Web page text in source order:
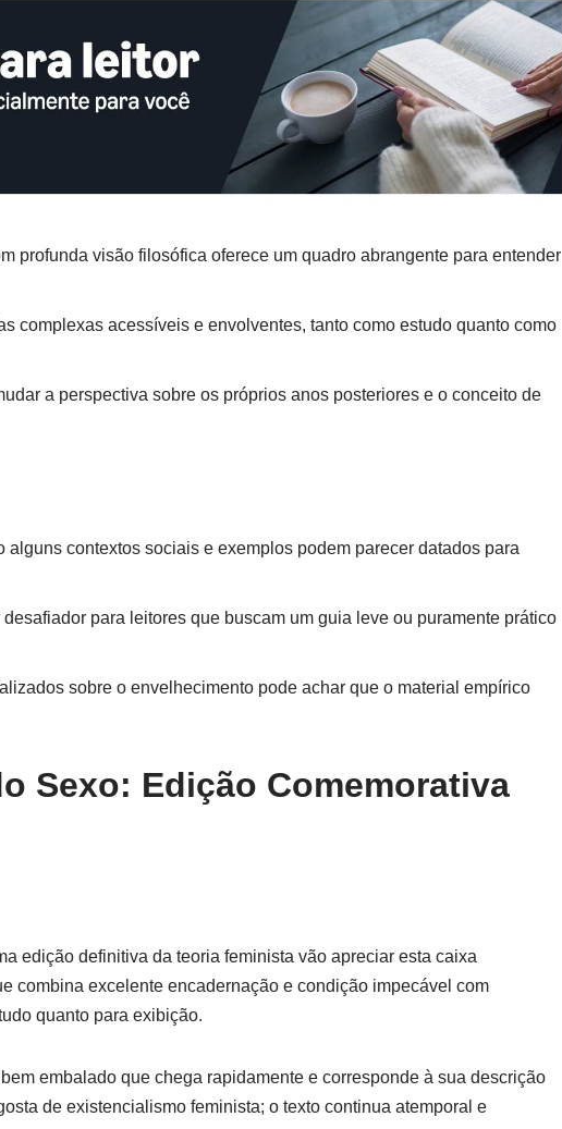
profunda visão filosófica oferece um quadro abrangente para entender
complexas acessíveis e envolventes, tanto como estudo quanto como
a perspectiva sobre os próprios anos posteriores e o conceito de
alguns contextos sociais e exemplos podem parecer datados para
para leitores que buscam um guia leve ou puramente prático
sobre o envelhecimento pode achar que o material empírico
Sexo: Edição Comemorativa
edição definitiva da teoria feminista vão apreciar esta caixa
combina excelente encadernação e condição impecável com
quanto para exibição.
embalado que chega rapidamente e corresponde à sua descrição
de existencialismo feminista; o texto continua atemporal e